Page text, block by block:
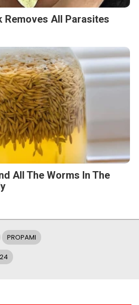
Removes All Parasites
All The Worms In The
PROPAMI